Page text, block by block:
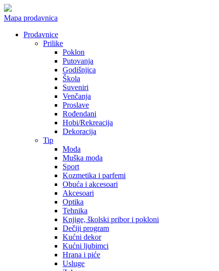
Mapa prodavnica
Prodavnice
Prilike
Poklon
Putovanja
Godišnjica
Škola
Suveniri
Venčanja
Proslave
Rođendani
Hobi/Rekreacija
Dekoracija
Tip
Moda
Muška moda
Sport
Kozmetika i parfemi
Obuća i akcesoari
Akcesoari
Optika
Tehnika
Knjige, školski pribor i pokloni
Dečiji program
Kućni dekor
Kućni ljubimci
Hrana i piće
Usluge